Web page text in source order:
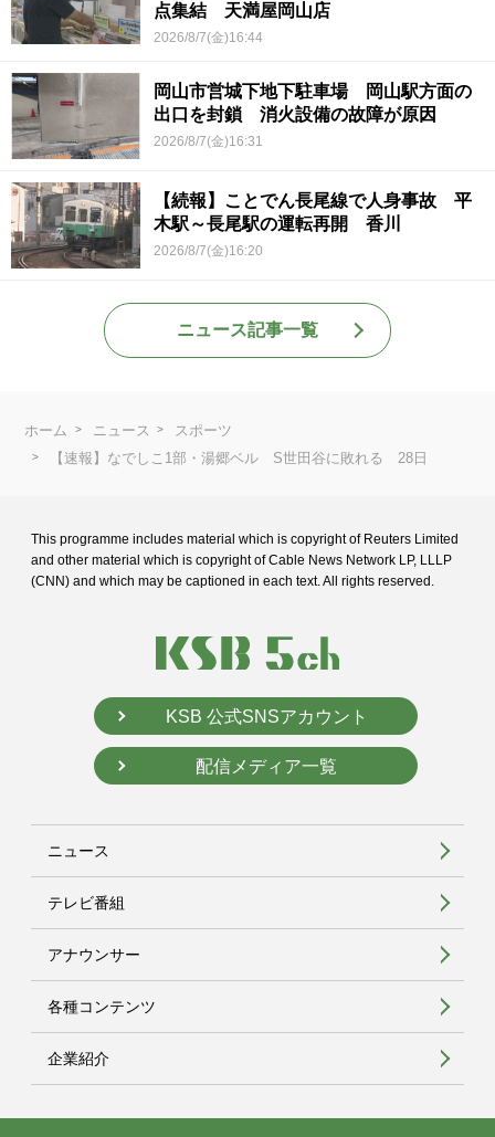
点集結 天満屋岡山店
2026/8/7(金)16:44
岡山市営城下地下駐車場 岡山駅方面の
出口を封鎖 消火設備の故障が原因
2026/8/7(金)16:31
【続報】ことでん長尾線で人身事故 平
木駅～長尾駅の運転再開 香川
2026/8/7(金)16:20
ニュース記事一覧
ホーム ニュース
スポーツ
【速報】なでしこ1部・湯郷ベル S世田谷に敗れる 28日
This programme includes material which is copyright of Reuters Limited
and other material which is copyright of Cable News Network LP, LLLP
(CNN) and which may be captioned in each text. All rights reserved.
KSB 公式SNSアカウント
配信メディア一覧
ニュース
テレビ番組
アナウンサー
各種コンテンツ
企業紹介